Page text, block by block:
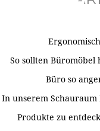
So sollten
Büro so
In unserem
Produkte zu